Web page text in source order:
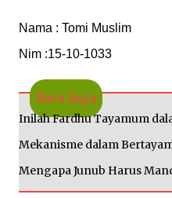
Nama : Tomi Muslim
Nim :15-10-1033
Baca Juga
Inilah Fardhu Tayamum
Mekanisme dalam
Mengapa Junub Harus